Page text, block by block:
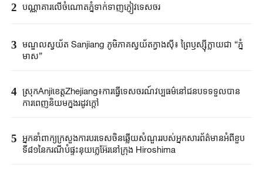
2 បណ្ណាគារលើចំណោតភ្នំទាក់ទាញភ្ញៀវទេសចរ
3 មណ្ឌលស្វយ័ត Sanjiang ភូមិភាគស្វយ័តក្វាងស៊ី៖ ព្រៃឫស្ស៊ីក្លាយជា “ភ្នំ
មាស”
4 ស្រុកAnjiខេត្តZhejiang៖ការធ្វើទេសចរណ៍វប្បធម៌នៅជនបទទទួលបាន
ការពេញនិយមក្នុងរដូវក្តៅ
5 អ្នកនាំពាក្យ​ក្រសួងការបរទេស​ចិនឆ្លើយសំណួរ​របស់​អ្នកសារព័ត៌មាន​អំពីខួប​
ទី៨១នៃ​ករណី​បំផ្ទុះនុយក្លេអ៊ែរ​នៅក្រុង ​Hiroshima ​